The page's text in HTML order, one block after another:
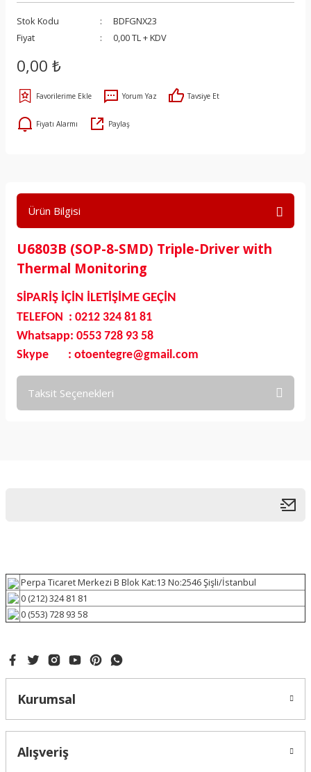
Stok Kodu
BDFGNX23
Fiyat
0,00 TL + KDV
0,00 ₺
Yorum Yaz Tavsiye Et
Fiyatı Alarmı Paylaş
Ürün Bilgisi
U6803B (SOP-8-SMD) Triple-Driver with
Thermal Monitoring
SİPARİŞ İÇİN İLETİŞİME GEÇİN
TELEFON : 0212 324 81 81
Whatsapp: 0553 728 93 58
Skype : otoentegre@gmail.com
Taksit Seçenekleri
Perpa Ticaret Merkezi B Blok Kat:13 No:2546 Şişli/İstanbul
0 (212) 324 81 81
0 (553) 728 93 58
Kurumsal
Alışveriş